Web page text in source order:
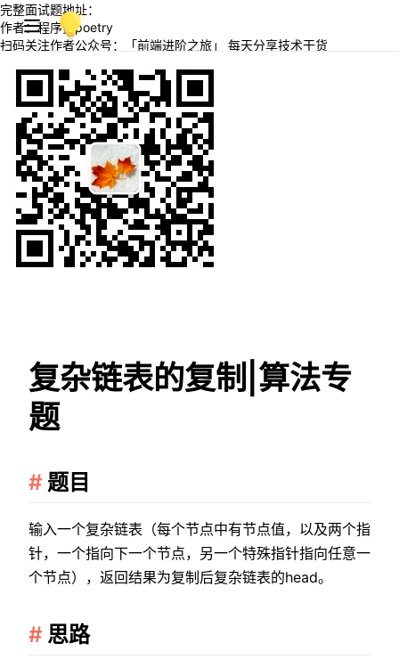
完整面试题地址：
作者：程序员poetry
扫码关注作者公众号：「前端进阶之旅」 每天分享技术干货
复杂链表的复制|算法专
题
题目
输入一个复杂链表（每个节点中有节点值，以及两个指
针，一个指向下一个节点，另一个特殊指针指向任意一
个节点），返回结果为复制后复杂链表的head。
思路